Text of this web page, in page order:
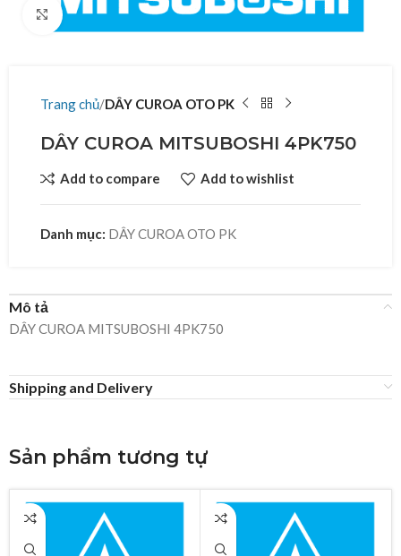
Click to enlarge
Trang chủ DÂY CUROA OTO PK
DÂY CUROA MITSUBOSHI 4PK750
Add to compare Add to wishlist
Danh mục: DÂY CUROA OTO PK
Mô tả
DÂY CUROA MITSUBOSHI 4PK750
Shipping and Delivery
Sản phẩm tương tự